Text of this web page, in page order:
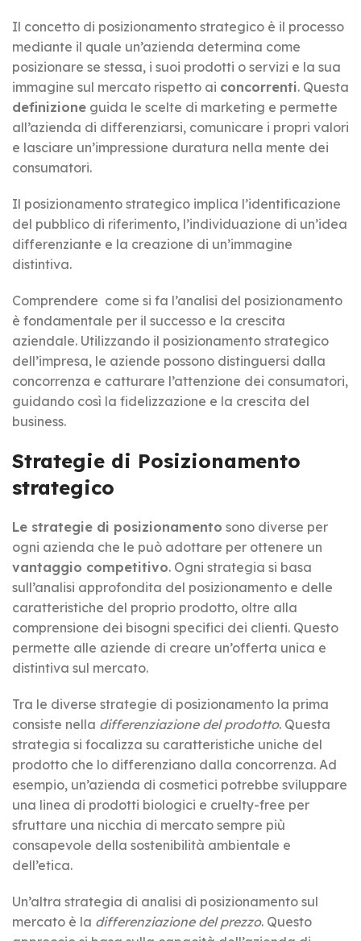
Il concetto di posizionamento strategico è il processo
mediante il quale un’azienda determina come
posizionare se stessa, i suoi prodotti o servizi e la sua
immagine sul mercato rispetto ai concorrenti. Questa
definizione guida le scelte di marketing e permette
all’azienda di differenziarsi, comunicare i propri valori
e lasciare un’impressione duratura nella mente dei
consumatori.
Il posizionamento strategico implica l’identificazione
del pubblico di riferimento, l’individuazione di un’idea
differenziante e la creazione di un’immagine
distintiva.
Comprendere come si fa l’analisi del posizionamento
è fondamentale per il successo e la crescita
aziendale. Utilizzando il posizionamento strategico
dell’impresa, le aziende possono distinguersi dalla
concorrenza e catturare l’attenzione dei consumatori,
guidando così la fidelizzazione e la crescita del
business.
Strategie di Posizionamento
strategico
Le strategie di posizionamento sono diverse per
ogni azienda che le può adottare per ottenere un
vantaggio competitivo. Ogni strategia si basa
sull’analisi approfondita del posizionamento e delle
caratteristiche del proprio prodotto, oltre alla
comprensione dei bisogni specifici dei clienti. Questo
permette alle aziende di creare un’offerta unica e
distintiva sul mercato.
Tra le diverse strategie di posizionamento la prima
consiste nella differenziazione del prodotto. Questa
strategia si focalizza su caratteristiche uniche del
prodotto che lo differenziano dalla concorrenza. Ad
esempio, un’azienda di cosmetici potrebbe sviluppare
una linea di prodotti biologici e cruelty-free per
sfruttare una nicchia di mercato sempre più
consapevole della sostenibilità ambientale e
dell’etica.
Un’altra strategia di analisi di posizionamento sul
mercato è la differenziazione del prezzo. Questo